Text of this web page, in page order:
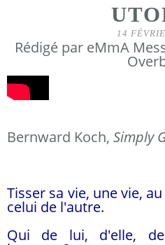
14
Rédigé par eMmA
Bernward Koch, Simply
Tisser sa vie, une vie,
celui de l'autre.
Qui de lui, d'elle,